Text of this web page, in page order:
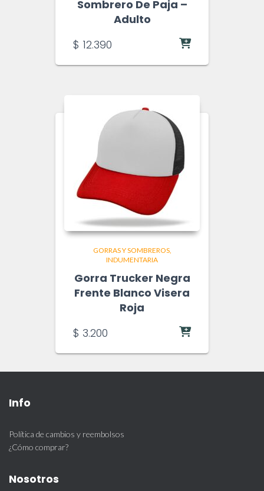
Sombrero De Paja –
Adulto
$ 12.390
GORRAS Y SOMBREROS
INDUMENTARIA
Gorra Trucker Negra
Frente Blanco Visera
Roja
$ 3.200
Info
Política de cambios y reembolsos
¿Cómo comprar?
Nosotros